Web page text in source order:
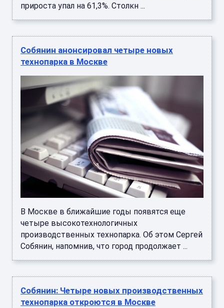
прироста упал на 61,3%. Столкн ...
Собянин анонсировал четыре новых
технопарка в Москве
В Москве в ближайшие годы появятся еще
четыре высокотехнологичных
производственных технопарка. Об этом Сергей
Собянин, напомнив, что город продолжает ...
Собянин: Четыре новых производственных
технопарка откроются в Москве